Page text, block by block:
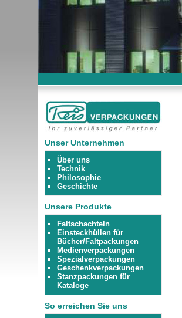
Unser Unternehmen
Über uns
Technik
Philosophie
Geschichte
Unsere Produkte
Faltschachteln
Einsteckhüllen für
Bücher/Faltpackungen
Medienverpackungen
Spezialverpackungen
Geschenkverpackungen
Stanzpackungen für
Kataloge
So erreichen Sie uns